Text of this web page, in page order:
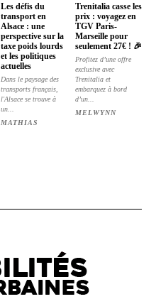
Les défis du
transport en
Alsace : une
perspective sur la
taxe poids lourds
et les politiques
actuelles
Dans le paysage des
transports français,
l'Alsace se trouve à
un...
MATHIAS
Trenitalia casse les
prix : voyagez en
TGV Paris-
Marseille pour
seulement 27€ ! 🎉
Profitez d’une offre
exclusive avec
Trenitalia et
embarquez à bord
d’un...
MELWYNN